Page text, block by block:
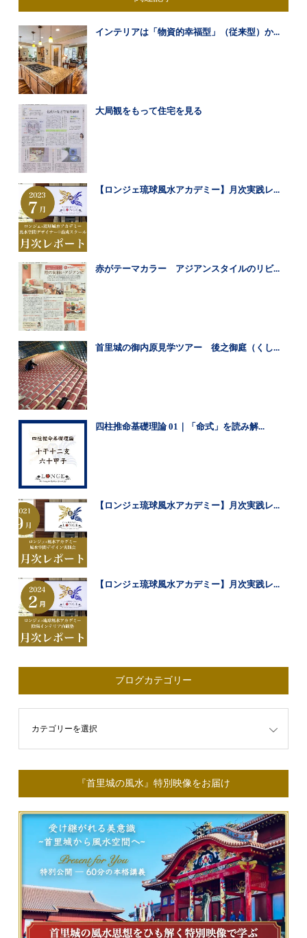
インテリアは「物資的幸福型」（従来型）か...
大局観をもって住宅を見る
【ロンジェ琉球風水アカデミー】月次実践レ...
赤がテーマカラー アジアンスタイルのリビ...
首里城の御内原見学ツアー 後之御庭（くし...
四柱推命基礎理論 01｜「命式」を読み解...
【ロンジェ琉球風水アカデミー】月次実践レ...
【ロンジェ琉球風水アカデミー】月次実践レ...
ブログカテゴリー
『首里城の風水』特別映像をお届け